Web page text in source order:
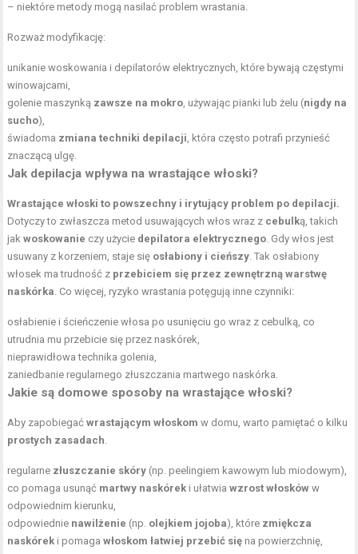
– niektóre metody mogą nasilać problem wrastania.
Rozważ modyfikację:
unikanie woskowania i depilatorów elektrycznych, które bywają częstymi
winowajcami,
golenie maszynką zawsze na mokro, używając pianki lub żelu (nigdy na
sucho),
świadoma zmiana techniki depilacji, która często potrafi przynieść
znaczącą ulgę.
Jak depilacja wpływa na wrastające włoski?
Wrastające włoski to powszechny i irytujący problem po depilacji.
Dotyczy to zwłaszcza metod usuwających włos wraz z cebulką, takich
jakwoskowanie czy użycie depilatora elektrycznego. Gdy włos jest
usuwany z korzeniem, staje się osłabiony i cieńszy. Tak osłabiony
włosek ma trudność z przebiciem się przez zewnętrzną warstwę
naskórka. Co więcej, ryzyko wrastania potęgują inne czynniki:
osłabienie i ścieńczenie włosa po usunięciu go wraz z cebulką, co
utrudnia mu przebicie się przez naskórek,
nieprawidłowa technika golenia,
zaniedbanie regularnego złuszczania martwego naskórka.
Jakie są domowe sposoby na wrastające włoski?
Aby zapobiegaćwrastającym włoskom w domu, warto pamiętać o kilku
prostych zasadach.
regularne złuszczanie skóry (np. peelingiem kawowym lub miodowym),
co pomaga usunąć martwy naskórek i ułatwiawzrost włosków w
odpowiednim kierunku,
odpowiednie nawilżenie (np. olejkiem jojoba), które zmiękcza
naskórek i pomagawłoskom łatwiej przebić się na powierzchnię,